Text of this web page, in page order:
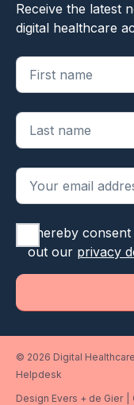
Receive the latest
digital healthcare
"*" geeft vereiste
I hereby
out our privacy
© 2026 Digital Healthcare
Helpdesk
Design Evers + de Gier